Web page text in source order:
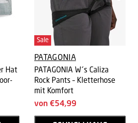
Hat
Sale
PATAGONIA
PATAGONIA W´s Caliza
Rock Pants – Kletterhose
mit Komfort
von €54,99